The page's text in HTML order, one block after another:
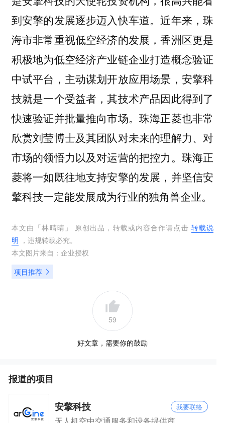
到安擎的发展逐步迈入快车道。近年来，珠
海市非常重视低空经济的发展，香洲区更是
积极地为低空经济产业链企业打造概念验证
中试平台，主动谋划开放应用场景，安擎科
技就是一个受益者，其技术产品因此得到了
快速验证并批量推向市场。珠海正菱也非常
欣赏刘莹博士及其团队对未来的理解力、对
市场的领悟力以及对运营的把控力。珠海正
菱将一如既往地支持安擎的发展，并坚信安
擎科技一定能发展成为行业的独角兽企业。
本文由「林晴晴 」 原创出品，转载或内容合作请点击 转载说
明 ，违规转载必究。
本文图片来自： 企业授权
项目推荐
59
好文章，需要你的鼓励
报道的项目
安擎科技 我要联络
无人机空中交通服务和设备提供商